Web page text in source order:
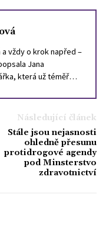
vždy o krok napřed –
Jana
která už téměř
Psaní o
jen bulvár – je to
dobu a náladu
čase ráda uniká od
– chodí do lesa, čte
staré výtisky časopisů
Následující článek
Stále jsou nejasnosti
ohledně přesunu
protidrogové agendy
pod Minsterstvo
zdravotnictví